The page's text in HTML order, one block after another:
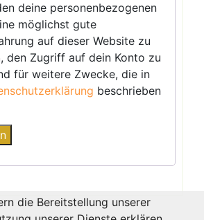
deine personenbezogenen
möglichst gute
auf dieser Website zu
den Zugriff auf dein Konto zu
für weitere Zwecke, die in
beschrieben
die Bereitstellung unserer